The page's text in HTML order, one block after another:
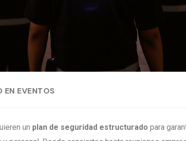
EN EVENTOS
un plan de seguridad estructurado para